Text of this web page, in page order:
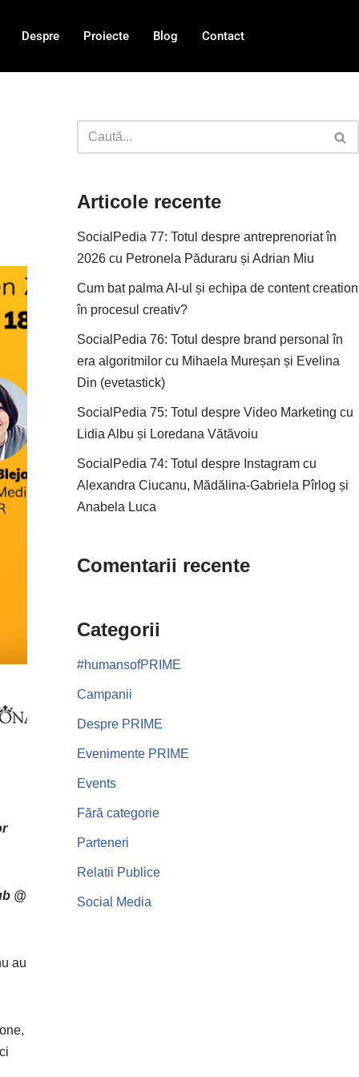
Despre Proiecte Blog Contact
@
au
Articole recente
SocialPedia 77: Totul despre antreprenoriat în
2026 cu Petronela Păduraru și Adrian Miu
Cum bat palma AI-ul și echipa de content creation
în procesul creativ?
SocialPedia 76: Totul despre brand personal în
era algoritmilor cu Mihaela Mureșan și Evelina
Din (evetastick)
SocialPedia 75: Totul despre Video Marketing cu
Lidia Albu și Loredana Vătăvoiu
SocialPedia 74: Totul despre Instagram cu
Alexandra Ciucanu, Mădălina-Gabriela Pîrlog și
Anabela Luca
Comentarii recente
Categorii
#humansofPRIME
Campanii
Despre PRIME
Evenimente PRIME
Events
Fără categorie
Parteneri
Relatii Publice
Social Media